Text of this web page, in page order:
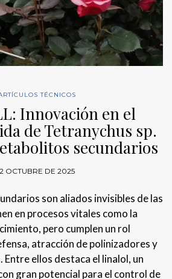
TÉCNICOS
Innovación en el
de Tetranychus sp.
secundarios
2 OCTUBRE DE 2025
son aliados invisibles de las
en procesos vitales como la
pero cumplen un rol
atracción de polinizadores y
ellos destaca el linalol, un
gran potencial para el control de